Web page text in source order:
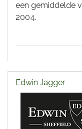
een gemiddelde
2004.
Edwin Jagger